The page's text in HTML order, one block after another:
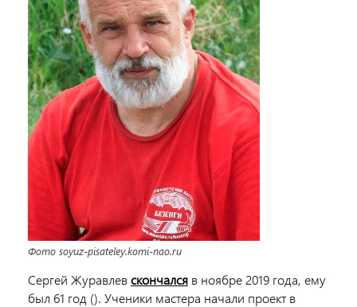
Фото soyuz-pisateley.komi-nao.ru
Сергей Журавлевскончался в ноябре 2019 года, ему
был 61 год (). Ученики мастера начали проект в